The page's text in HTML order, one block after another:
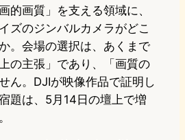
的画質」を支える領域に、
ズのジンバルカメラがどこ
。会場の選択は、あくまで
の主張」であり、「画質の
ん。DJIが映像作品で証明し
題は、5月14日の壇上で増